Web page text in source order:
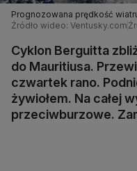
Prognozowana prędkość
Źródło wideo: Ventusky.com
Cyklon Berguitta
do Mauritiusa.
czwartek rano.
żywiołem. Na całej
przeciwburzowe.